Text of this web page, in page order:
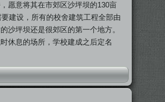
愿意将其在市郊区沙坪坝的130亩
建设，所有的校舍建筑工程全部由
沙坪坝还是很郊区的第一个地方。
休息的场所，学校建成之后定名